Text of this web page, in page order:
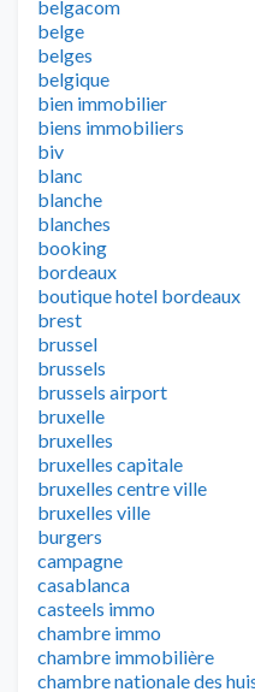
belgacom
belge
belges
belgique
bien immobilier
biens immobiliers
biv
blanc
blanche
blanches
booking
bordeaux
boutique hotel bordeaux
brest
brussel
brussels
brussels airport
bruxelle
bruxelles
bruxelles capitale
bruxelles centre ville
bruxelles ville
burgers
campagne
casablanca
casteels immo
chambre immo
chambre immobilière
chambre nationale des